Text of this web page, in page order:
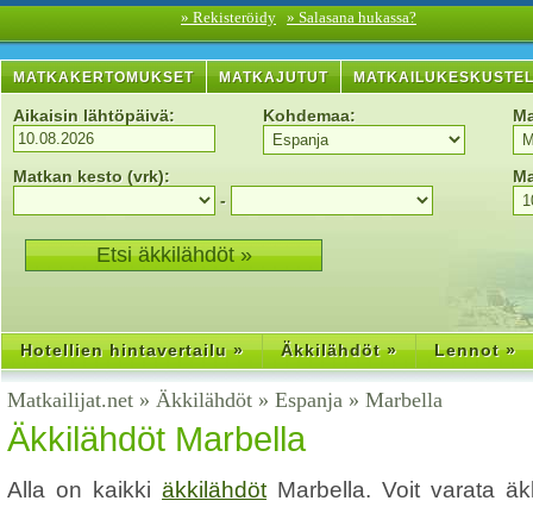
» Rekisteröidy » Salasana hukassa?
MATKAKERTOMUKSET MATKAJUTUT
Aikaisin lähtöpäivä: Kohdemaa:
Matkan kesto (vrk):
-
Hotellien hintavertailu » Äkkilähdöt » Lennot »
Matkailijat.net » Äkkilähdöt » Espanja » Marbella
Äkkilähdöt Marbella
Alla on kaikki äkkilähdöt Marbella. Voit varata